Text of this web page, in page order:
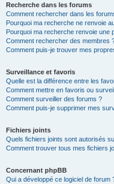
Recherche dans les forums
Comment rechercher dans les
Pourquoi ma recherche ne renvoie
Pourquoi ma recherche renvoie une
Comment rechercher des membres
Comment puis-je trouver mes
Surveillance et favoris
Quelle est la différence entre les
Comment mettre en favoris ou
Comment surveiller des forums ?
Comment puis-je supprimer mes
Fichiers joints
Quels fichiers joints sont autorisés
Comment trouver tous mes fichiers
Concernant phpBB
Qui a développé ce logiciel de forum